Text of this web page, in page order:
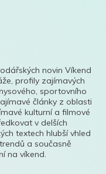
novin Víkend
profily zajímavých
sportovního
články z oblasti
kulturní a filmové
v delších
textech hlubší vhled
a současně
na víkend.